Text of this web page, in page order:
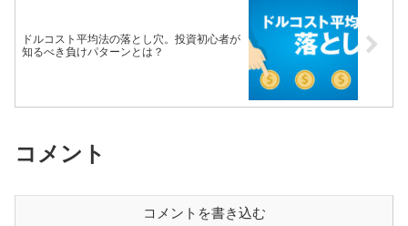
ドルコスト平均法の落とし穴。投資初心者が
知るべき負けパターンとは？
コメント
コメントを書き込む